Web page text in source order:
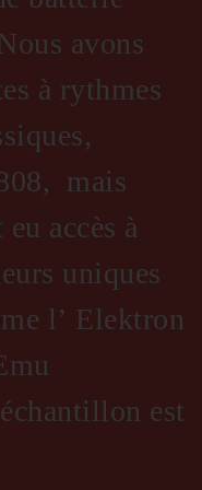
avons
à rythmes
mais
accès à
uniques
l’ Elektron
est